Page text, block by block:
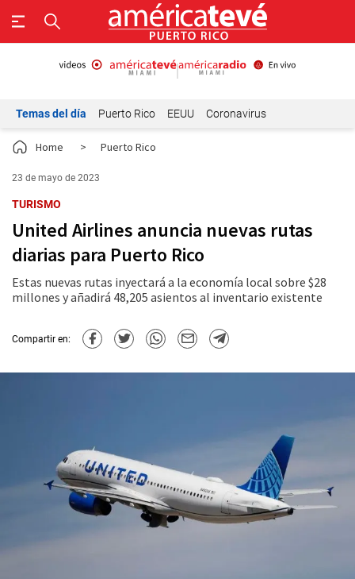
Temas del día Puerto Rico EEUU Coronavirus
Home > Puerto Rico
23 de mayo de 2023
TURISMO
United Airlines anuncia nuevas rutas
diarias para Puerto Rico
Estas nuevas rutas inyectará a la economía local sobre $28
millones y añadirá 48,205 asientos al inventario existente
Compartir en: